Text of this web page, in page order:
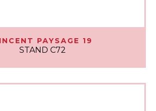
PAYSAGE 19
STAND C72